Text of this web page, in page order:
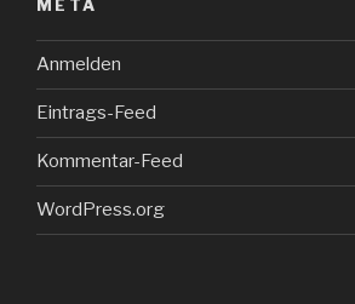
META
Anmelden
Eintrags-Feed
Kommentar-Feed
WordPress.org